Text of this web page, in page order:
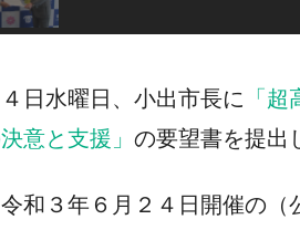
日水曜日、小出市長に 「
意と支援」 の要望書を提出
和３年６月２４日開催の（